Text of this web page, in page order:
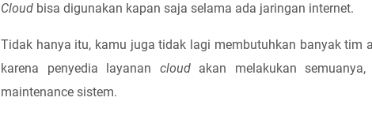
Cloud bisa digunakan kapan saja selama ada jaringan internet.
Tidak hanya itu, kamu juga tidak lagi membutuhkan banyak tim
karena penyedia layanan cloudakan melakukan semuanya,
maintenance sistem.